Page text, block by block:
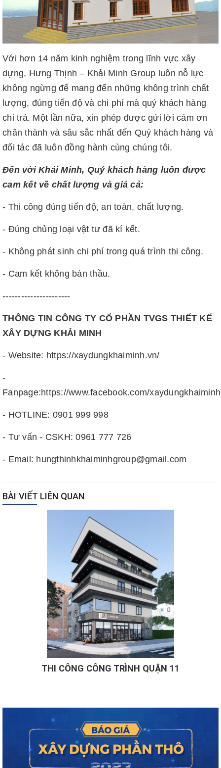
Với hơn 14 năm kinh nghiệm trong lĩnh vực xây
dựng, Hưng Thịnh – Khải Minh Group luôn nỗ lực
không ngừng để mang đến những không trình chất
lượng, đúng tiến độ và chi phí mà quý khách hàng
chi trả. Một lần nữa, xin phép được gửi lời cảm ơn
chân thành và sâu sắc nhất đến Quý khách hàng và
đối tác đã luôn đồng hành cùng chúng tôi.
Đến với Khải Minh, Quý khách hàng luôn được
cam kết về chất lượng và giá cả:
- Thi công đúng tiến độ, an toàn, chất lượng.
- Đúng chủng loại vật tư đã kí kết.
- Không phát sinh chi phí trong quá trình thi công.
- Cam kết không bán thầu.
----------------------
THÔNG TIN CÔNG TY CỔ PHẦN TVGS THIẾT KẾ
XÂY DỰNG KHẢI MINH
- Website: https://xaydungkhaiminh.vn/
-
Fanpage:https://www.facebook.com/xaydungkhaiminh
- HOTLINE: 0901 999 998
- Tư vấn - CSKH: 0961 777 726
- Email: hungthinhkhaiminhgroup@gmail.com
BÀI VIẾT LIÊN QUAN
THI CÔNG CÔNG TRÌNH QUẬN 11